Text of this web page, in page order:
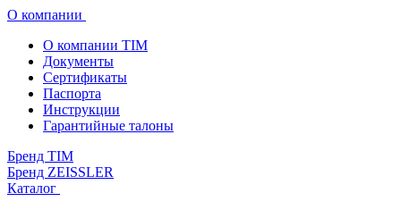
О компании
О компании TIM
Документы
Сертификаты
Паспорта
Инструкции
Гарантийные талоны
Бренд TIM
Бренд ZEISSLER
Каталог